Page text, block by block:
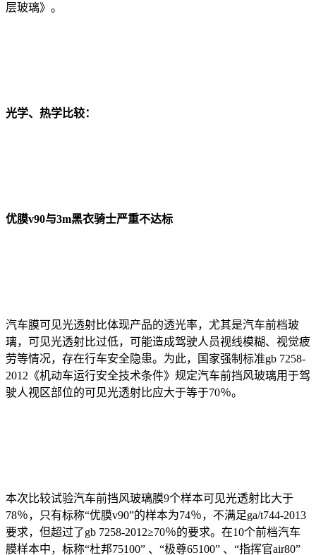
层玻璃》。
光学、热学比较：
优膜v90与3m黑衣骑士严重不达标
汽车膜可见光透射比体现产品的透光率，尤其是汽车前档玻
璃，可见光透射比过低，可能造成驾驶人员视线模糊、视觉疲
劳等情况，存在行车安全隐患。为此，国家强制标准gb 7258-
2012《机动车运行安全技术条件》规定汽车前挡风玻璃用于驾
驶人视区部位的可见光透射比应大于等于70％。
本次比较试验汽车前挡风玻璃膜9个样本可见光透射比大于
78％，只有标称“优膜v90”的样本为74％，不满足ga/t744-2013
要求，但超过了gb 7258-2012≥70％的要求。在10个前档汽车
膜样本中，标称“杜邦75100” 、“极尊65100” 、“指挥官air80”